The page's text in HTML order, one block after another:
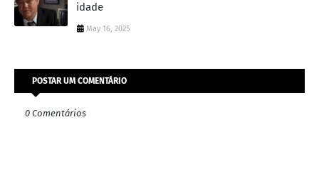
idade
May 16, 2025
POSTAR UM COMENTÁRIO
0 Comentários